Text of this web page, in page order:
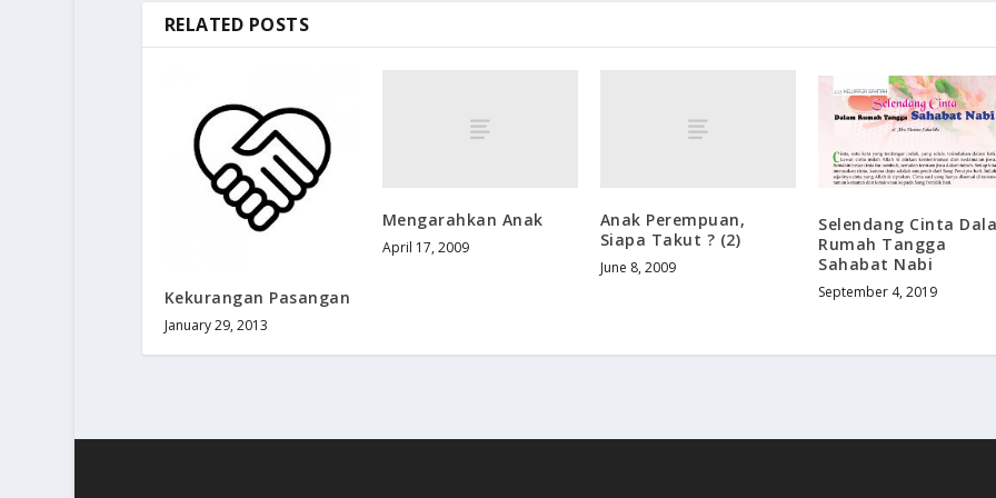
RELATED POSTS
Kekurangan Pasangan
January 29, 2013
Mengarahkan Anak
April 17, 2009
Anak Perempuan,
Siapa Takut ? (2)
June 8, 2009
Selendang Cinta
Rumah Tangga
Sahabat Nabi
September 4, 2019